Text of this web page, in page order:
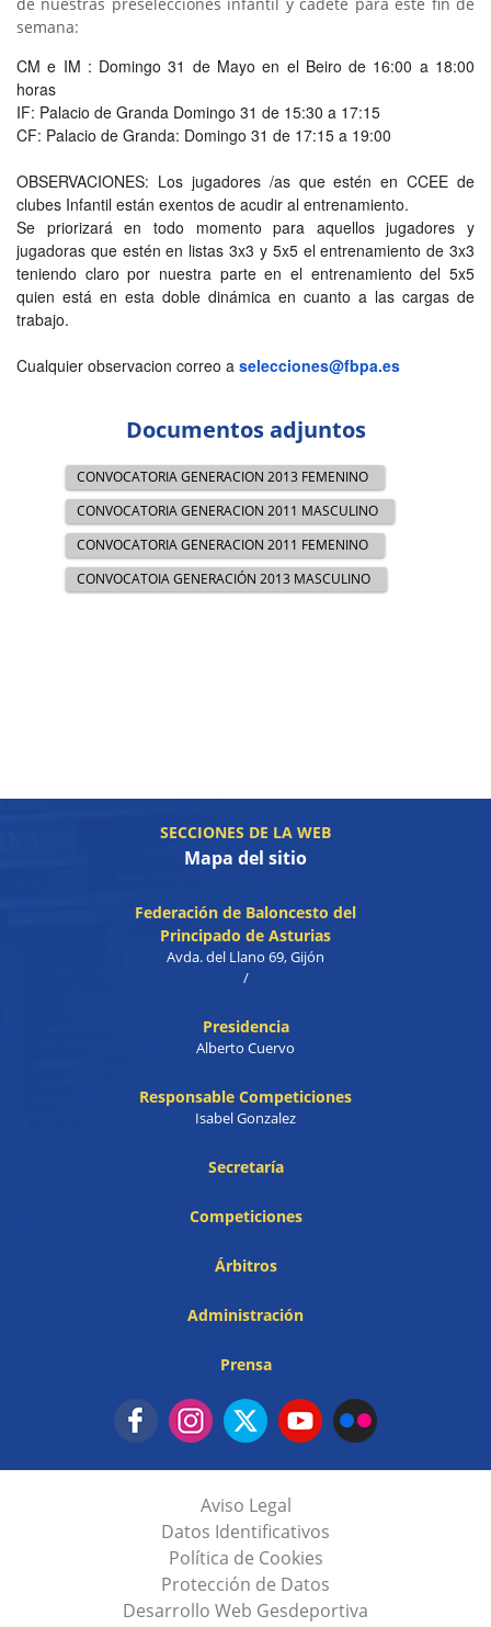
semana:
CM e IM : Domingo 31 de Mayo en el Beiro de 16:00 a 18:00
horas
IF: Palacio de Granda Domingo 31 de 15:30 a 17:15
CF: Palacio de Granda: Domingo 31 de 17:15 a 19:00
OBSERVACIONES: Los jugadores /as que estén en CCEE de
clubes Infantil están exentos de acudir al entrenamiento.
Se priorizará en todo momento para aquellos jugadores y
jugadoras que estén en listas 3x3 y 5x5 el entrenamiento de 3x3
teniendo claro por nuestra parte en el entrenamiento del 5x5
quien está en esta doble dinámica en cuanto a las cargas de
trabajo.
Cualquier observacion correo a selecciones@fbpa.es
Documentos adjuntos
CONVOCATORIA GENERACION 2013 FEMENINO
CONVOCATORIA GENERACION 2011 MASCULINO
CONVOCATORIA GENERACION 2011 FEMENINO
CONVOCATOIA GENERACIÓN 2013 MASCULINO
SECCIONES DE LA WEB
Mapa del sitio
Federación de Baloncesto del
Principado de Asturias
Avda. del Llano 69, Gijón
/
Presidencia
Alberto Cuervo
Responsable Competiciones
Isabel Gonzalez
Secretaría
Competiciones
Árbitros
Administración
Prensa
Aviso Legal
Datos Identificativos
Política de Cookies
Protección de Datos
Desarrollo Web Gesdeportiva